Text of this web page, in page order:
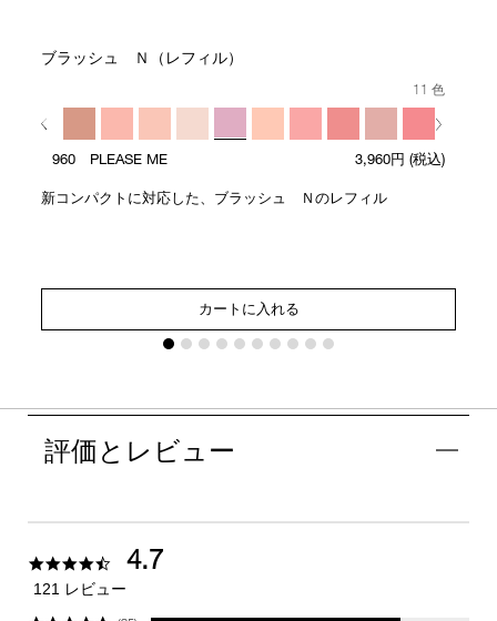
ブラッシュ Ｎ（レフィル）
11 色
960 PLEASE ME 3,960円 (税込)
新コンパクトに対応した、ブラッシュ Ｎのレフィル
カートに入れる
評価とレビュー
4.74.7
121 レビュー